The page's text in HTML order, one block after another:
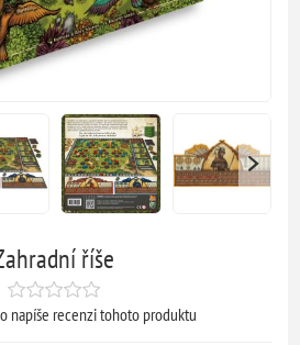
říše
napíše recenzi tohoto produktu